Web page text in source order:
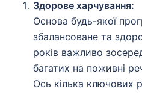
Здорове харчування:
Основа будь-якої
збалансоване та
років важливо
багатих на поживні
Ось кілька ключових